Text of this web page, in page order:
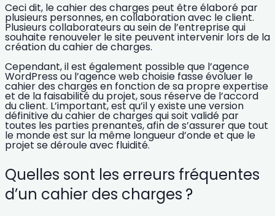
Ceci dit, le cahier des charges peut être élaboré par
plusieurs personnes, en collaboration avec le client.
Plusieurs collaborateurs au sein de l’entreprise qui
souhaite renouveler le site peuvent intervenir lors de la
création du cahier de charges.
Cependant, il est également possible que l’agence
WordPress ou l’agence web choisie fasse évoluer le
cahier des charges en fonction de sa propre expertise
et de la faisabilité du projet,sous réserve de l’accord
du client. L’important, est qu’il y existeune version
définitive du cahier de charges qui soit validé par
toutes les parties prenantes, afin de s’assurer que tout
le monde est sur la même longueur d’onde et que le
projet se déroule avec fluidité.
Quelles sont les erreurs fréquentes
d’un cahier des charges ?